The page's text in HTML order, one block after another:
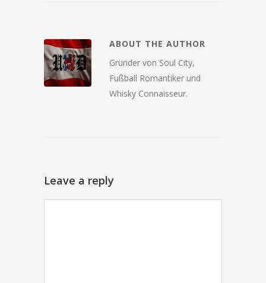
ABOUT THE AUTHOR
Gründer von Soul City,
Fußball Romantiker und
Whisky Connaisseur.
Leave a reply